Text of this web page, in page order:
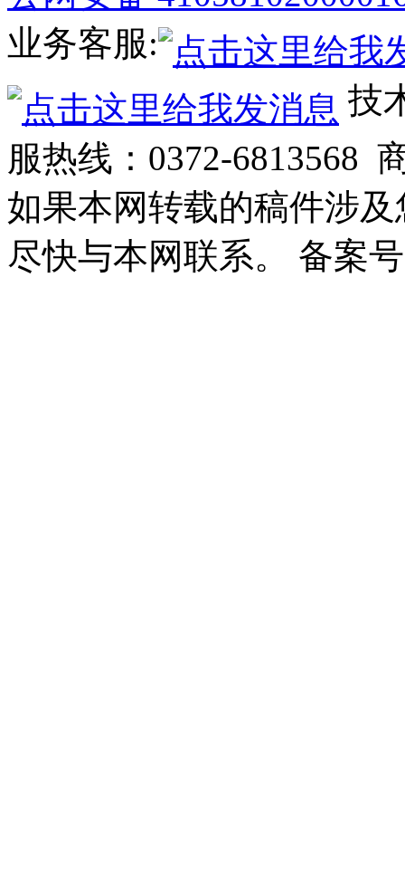
业务客服:
技
服热线：0372-6813568
如果本网转载的稿件涉
尽快与本网联系。 备案